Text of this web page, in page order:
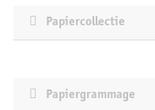
Papiercollectie
Papiergrammage